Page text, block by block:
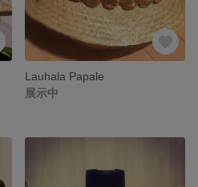
Lauhala Papale
展示中